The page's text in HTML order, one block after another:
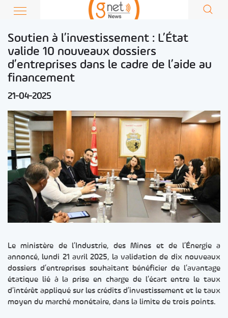
Soutien à l’investissement : L’État
valide 10 nouveaux dossiers
d’entreprises dans le cadre de l’aide au
financement
21-04-2025
Le ministère de l’Industrie, des Mines et de l’Énergie a
annoncé, lundi 21 avril 2025, la validation de dix nouveaux
dossiers d’entreprises souhaitant bénéficier de l’avantage
étatique lié à la prise en charge de l’écart entre le taux
d’intérêt appliqué sur les crédits d’investissement et le taux
moyen du marché monétaire, dans la limite de trois points.